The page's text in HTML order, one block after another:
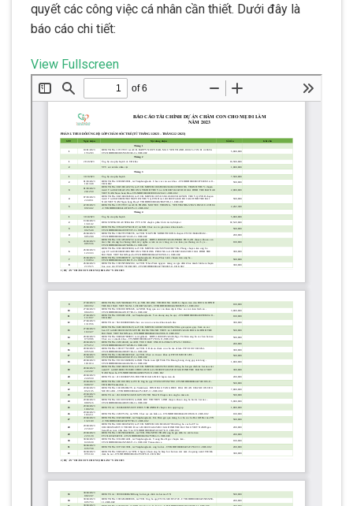
quyết các công việc cá nhân cần thiết. Dưới đây là
báo cáo chi tiết:
View Fullscreen